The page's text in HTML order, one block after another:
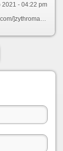
2021 - 04:22 pm